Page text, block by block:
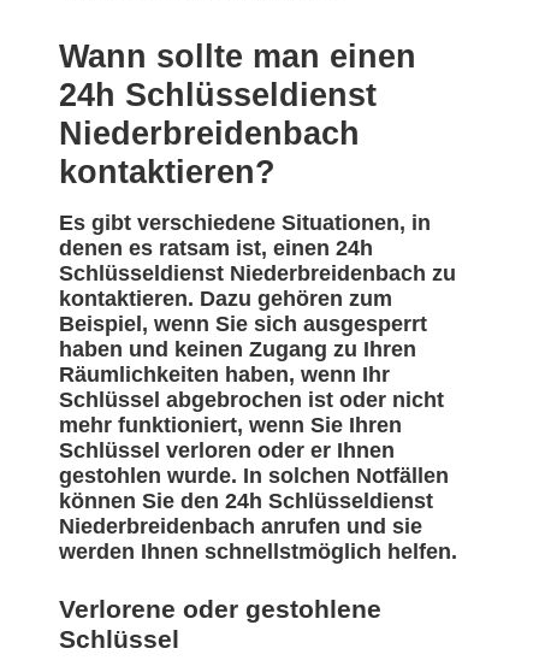
Wann sollte man einen
24h Schlüsseldienst
Niederbreidenbach
kontaktieren?
Es gibt verschiedene Situationen, in
denen es ratsam ist, einen 24h
Schlüsseldienst Niederbreidenbach zu
kontaktieren. Dazu gehören zum
Beispiel, wenn Sie sich ausgesperrt
haben und keinen Zugang zu Ihren
Räumlichkeiten haben, wenn Ihr
Schlüssel abgebrochen ist oder nicht
mehr funktioniert, wenn Sie Ihren
Schlüssel verloren oder er Ihnen
gestohlen wurde. In solchen Notfällen
können Sie den 24h Schlüsseldienst
Niederbreidenbach anrufen und sie
werden Ihnen schnellstmöglich helfen.
Verlorene oder gestohlene
Schlüssel